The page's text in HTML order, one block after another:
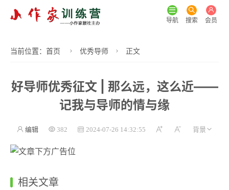
导航 搜索 会员
当前位置： 首页 优秀导师 正文
好导师优秀征文 | 那么远，这么近——
记我与导师的情与缘
编辑 382 2024-07-26 14:32:55
相关文章